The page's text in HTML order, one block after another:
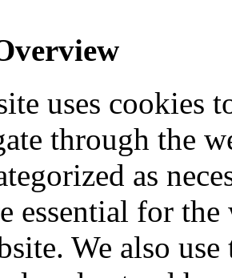
uses cookies
through the
as
essential for
We also